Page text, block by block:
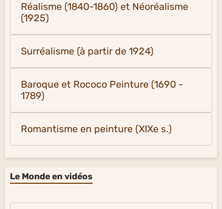
Réalisme (1840-1860) et Néoréalisme
(1925)
Surréalisme (à partir de 1924)
Baroque et Rococo Peinture (1690 -
1789)
Romantisme en peinture (XIXe s.)
Le Monde en vidéos